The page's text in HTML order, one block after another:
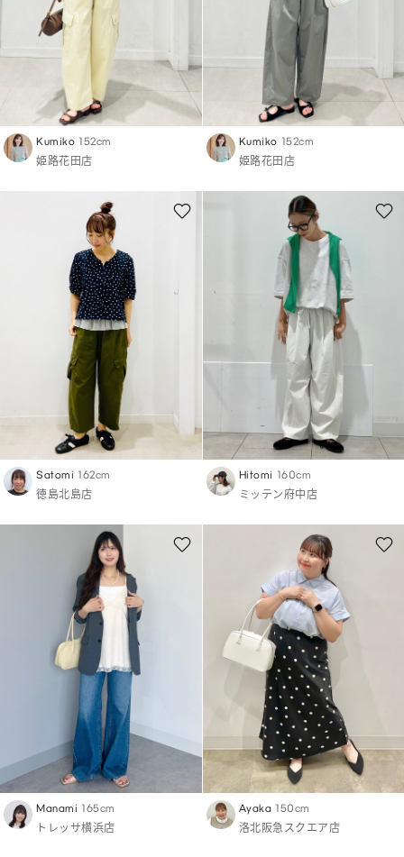
Kumiko 152cm
姫路花田店
Kumiko 152cm
姫路花田店
Satomi 162cm
徳島北島店
Hitomi 160cm
ミッテン府中店
Manami 165cm
トレッサ横浜店
Ayaka 150cm
洛北阪急スクエア店